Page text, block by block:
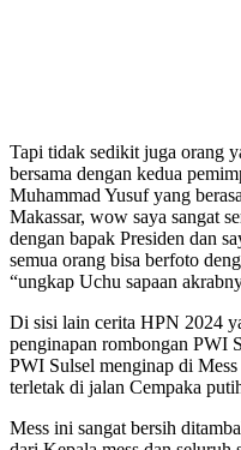
Tapi tidak sedikit juga orang
bersama dengan kedua
Muhammad Yusuf yang
Makassar, wow saya sangat
dengan bapak Presiden dan
semua orang bisa berfoto
“ungkap Uchu sapaan
Di sisi lain cerita HPN 2024
penginapan rombongan PWI
PWI Sulsel menginap di
terletak di jalan Cempaka
Mess ini sangat bersih